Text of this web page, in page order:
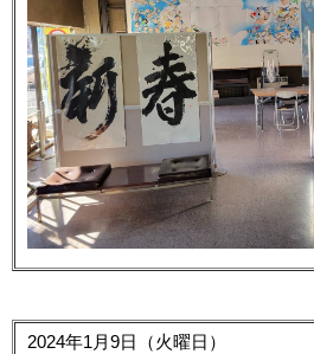
2024年1月9日（火曜日）